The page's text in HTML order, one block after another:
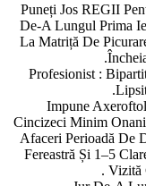
Puneți Jos REGII
De-A Lungul Prima
La Matriță De
Profesionist :
Impune
Cincizeci Minim
Afaceri Perioadă De
Fereastră Și 1–5
Vizită